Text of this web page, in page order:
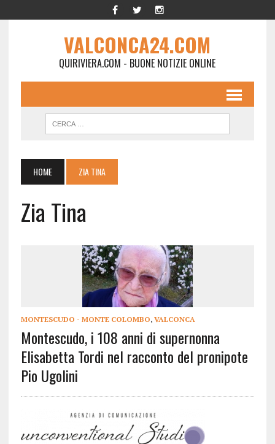
VALCONCA24.COM
QUIRIVIERA.COM - BUONE NOTIZIE ONLINE
HOME ZIA TINA
Zia Tina
MONTESCUDO - MONTE COLOMBO, VALCONCA
Montescudo, i 108 anni di supernonna
Elisabetta Tordi nel racconto del pronipote
Pio Ugolini